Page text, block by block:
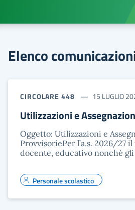
Elenco
CIRCOLARE 448 15 LUGLIO
Utilizzazioni e
Oggetto: Utilizzazioni e
ProvvisoriePer l’a.s. 2026/27
docente, educativo nonché
Personale scolastico